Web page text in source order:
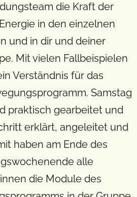
die Kraft der
in den einzelnen
und in dir und deiner
Mit vielen Fallbeispielen
Verständnis für das
Samstag
praktisch gearbeitet und
erklärt, angeleitet und
haben am Ende des
alle
die Module des